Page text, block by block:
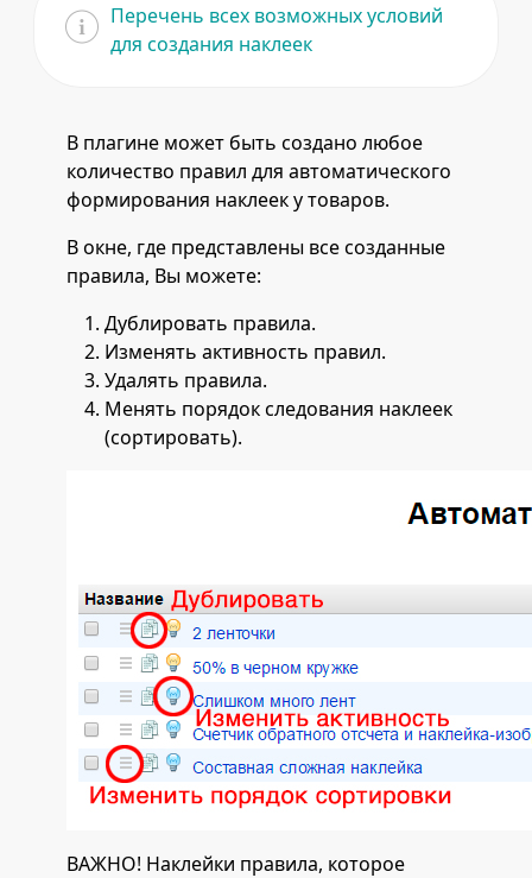
Перечень всех возможных условий
для создания наклеек
В плагине может быть создано любое
количество правил для автоматического
формирования наклеек у товаров.
В окне, где представлены все созданные
правила, Вы можете:
Дублировать правила.
Изменять активность правил.
Удалять правила.
Менять порядок следования наклеек
(сортировать).
ВАЖНО! Наклейки правила, которое